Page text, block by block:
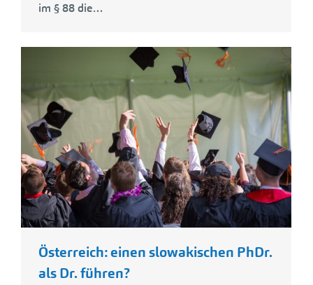
im § 88 die…
Österreich: einen slowakischen PhDr.
als Dr. führen?